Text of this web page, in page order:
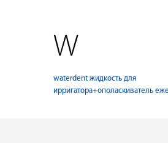
W
waterdent жидкость для
ирригатора+ополаскиватель